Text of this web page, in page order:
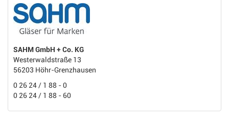
SAHM GmbH + Co. KG
Westerwaldstraße 13
56203 Höhr-Grenzhausen
0 26 24 / 1 88 - 0
0 26 24 / 1 88 - 60